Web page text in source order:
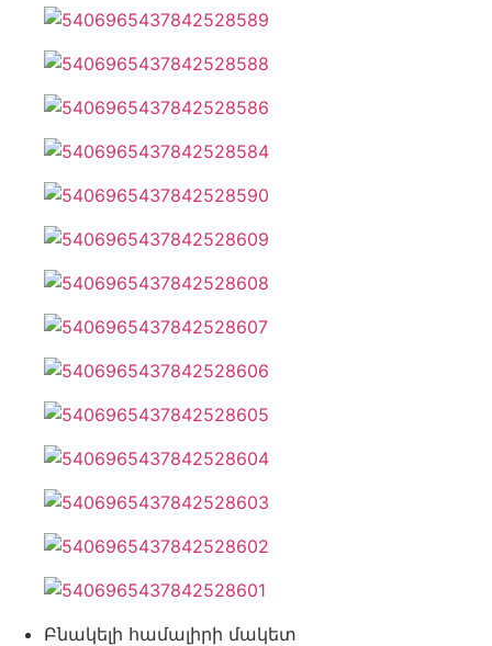
Բնակելի համալիրի մակետ